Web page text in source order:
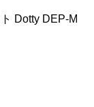
Dotty DEP-M